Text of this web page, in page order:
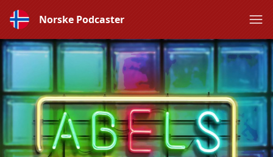
Norske Podcaster